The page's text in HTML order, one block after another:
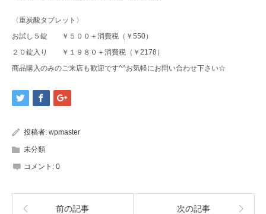
〈重炭酸タブレット〉
お試し５錠 ￥５００＋消費税（￥550）
２０錠入り ￥１９８０＋消費税（￥2178）
商品購入のみのご来店も歓迎です^^お気軽にお問い合わせ下さい☆
投稿者: wpmaster
未分類
コメント: 0
前の記事 次の記事